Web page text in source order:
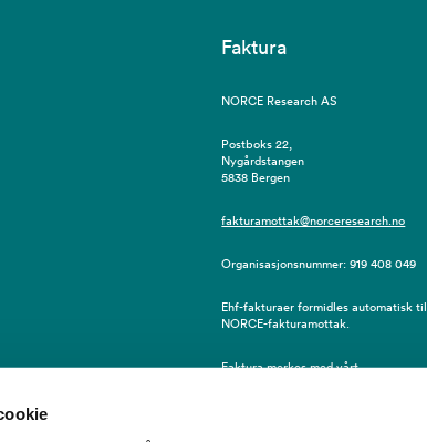
Faktura
NORCE Research AS
Postboks 22,
Nygårdstangen
5838 Bergen
fakturamottak@norceresearch.no
Organisasjonsnummer: 919 408 049
Ehf-fakturaer formidles automatisk til
NORCE-fakturamottak.
Faktura merkes med vårt